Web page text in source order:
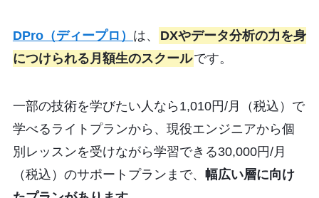
DPro（ディープロ） は、
DXやデータ分析の力を身
につけられる月額生のスクールです。
一部の技術を学びたい人なら1,010円/月（税込）で
学べるライトプランから、現役エンジニアから個
別レッスンを受けながら学習できる30,000円/月
（税込）のサポートプランまで、 幅広い層に向け